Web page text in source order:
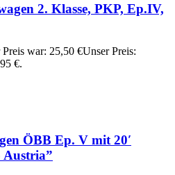
2. Klasse, PKP, Ep.IV,
war: 25,50 €Unser Preis:
€.
ÖBB Ep. V mit 20′
Austria”